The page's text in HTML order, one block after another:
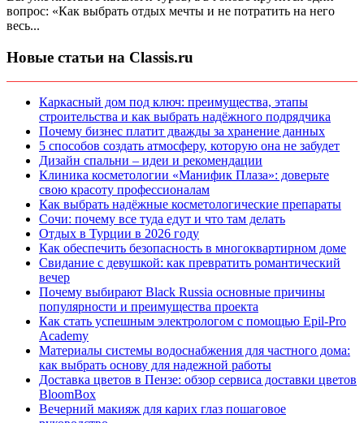
вопрос: «Как выбрать отдых мечты и не потратить на него
весь...
Новые статьи на Classis.ru
Каркасный дом под ключ: преимущества, этапы
строительства и как выбрать надёжного подрядчика
Почему бизнес платит дважды за хранение данных
5 способов создать атмосферу, которую она не забудет
Дизайн спальни – идеи и рекомендации
Клиника косметологии «Манифик Плаза»: доверьте
свою красоту профессионалам
Как выбрать надёжные косметологические препараты
Сочи: почему все туда едут и что там делать
Отдых в Турции в 2026 году
Как обеспечить безопасность в многоквартирном доме
Свидание с девушкой: как превратить романтический
вечер
Почему выбирают Black Russia основные причины
популярности и преимущества проекта
Как стать успешным электрологом с помощью Epil-Pro
Academy
Материалы системы водоснабжения для частного дома:
как выбрать основу для надежной работы
Доставка цветов в Пензе: обзор сервиса доставки цветов
BloomBox
Вечерний макияж для карих глаз пошаговое